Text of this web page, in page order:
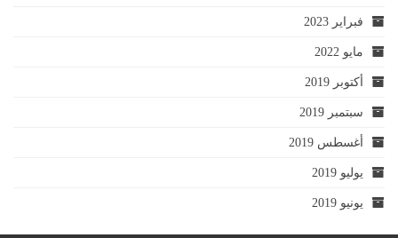
فبراير 2023
مايو 2022
أكتوبر 2019
سبتمبر 2019
أغسطس 2019
يوليو 2019
يونيو 2019